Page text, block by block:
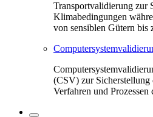
Transportvalidierung zur
Klimabedingungen
von sensiblen Gütern bis
(CSV) zur Sicherstellung
Verfahren und Prozessen